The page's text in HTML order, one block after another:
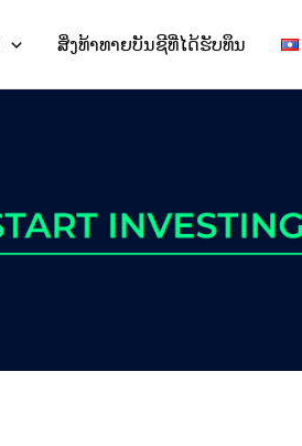
ສິ່ງທ້າທາຍບັນຊີທີ່ໄດ້ຮັບທຶນ